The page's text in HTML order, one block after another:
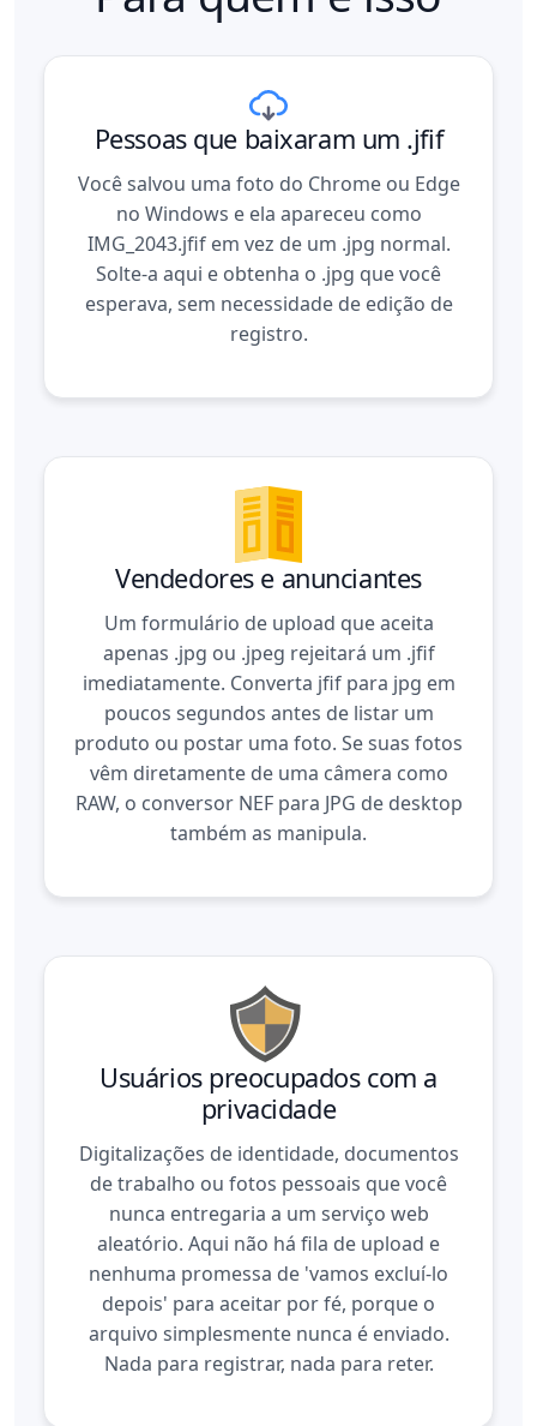
Pessoas que baixaram um .jfif
Você salvou uma foto do Chrome ou Edge
no Windows e ela apareceu como
IMG_2043.jfif em vez de um .jpg normal.
Solte-a aqui e obtenha o .jpg que você
esperava, sem necessidade de edição de
registro.
Vendedores e anunciantes
Um formulário de upload que aceita
apenas .jpg ou .jpeg rejeitará um .jfif
imediatamente. Converta jfif para jpg em
poucos segundos antes de listar um
produto ou postar uma foto. Se suas fotos
vêm diretamente de uma câmera como
RAW, o conversor NEF para JPG de desktop
também as manipula.
Usuários preocupados com a
privacidade
Digitalizações de identidade, documentos
de trabalho ou fotos pessoais que você
nunca entregaria a um serviço web
aleatório. Aqui não há fila de upload e
nenhuma promessa de 'vamos excluí-lo
depois' para aceitar por fé, porque o
arquivo simplesmente nunca é enviado.
Nada para registrar, nada para reter.